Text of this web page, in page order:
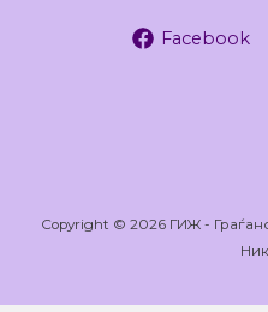
Facebook
Copyright © 2026 ГИЖ -